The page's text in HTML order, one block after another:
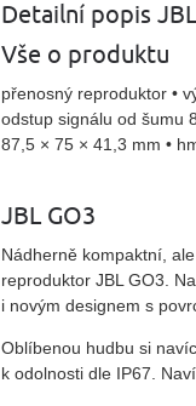
Detailní popis
Vše o produktu
přenosný reproduktor •
odstup signálu od šumu
87,5 × 75 × 41,3 mm •
JBL GO3
Nádherně kompaktní ,
reproduktor JBL GO3.
i novým designem s
Oblíbenou hudbu si
k odolnosti dle IP67 .